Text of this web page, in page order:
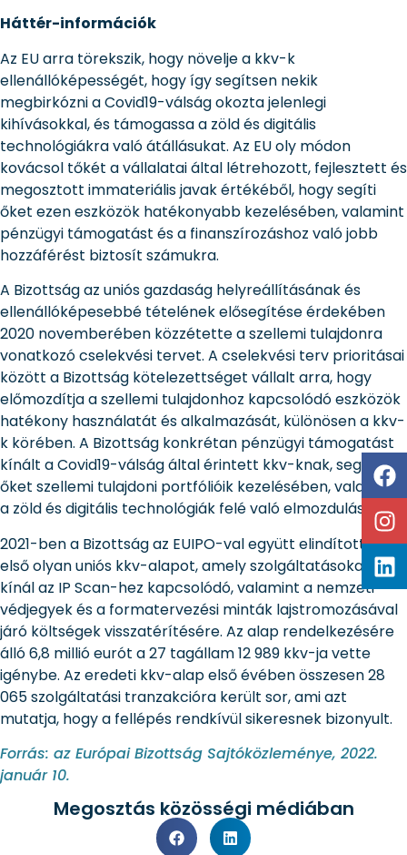
Háttér-információk
Az EU arra törekszik, hogy növelje a kkv-k
ellenállóképességét, hogy így segítsen nekik
megbirkózni a Covid19-válság okozta jelenlegi
kihívásokkal, és támogassa a zöld és digitális
technológiákra való átállásukat. Az EU oly módon
kovácsol tőkét a vállalatai által létrehozott, fejlesztett és
megosztott immateriális javak értékéből, hogy segíti
őket ezen eszközök hatékonyabb kezelésében, valamint
pénzügyi támogatást és a finanszírozáshoz való jobb
hozzáférést biztosít számukra.
A Bizottság az uniós gazdaság helyreállításának és
ellenállóképesebbé tételének elősegítése érdekében
2020 novemberében közzétette a szellemi tulajdonra
vonatkozó cselekvési tervet. A cselekvési terv prioritásai
között a Bizottság kötelezettséget vállalt arra, hogy
előmozdítja a szellemi tulajdonhoz kapcsolódó eszközök
hatékony használatát és alkalmazását, különösen a kkv-
k körében. A Bizottság konkrétan pénzügyi támogatást
kínált a Covid19-válság által érintett kkv-knak, segítve
őket szellemi tulajdoni portfólióik kezelésében, valamint
a zöld és digitális technológiák felé való elmozdulásban.
2021-ben a Bizottság az EUIPO-val együtt elindította az
első olyan uniós kkv-alapot, amely szolgáltatásokat
kínál az IP Scan-hez kapcsolódó, valamint a nemzeti
védjegyek és a formatervezési minták lajstromozásával
járó költségek visszatérítésére. Az alap rendelkezésére
álló 6,8 millió eurót a 27 tagállam 12 989 kkv-ja vette
igénybe. Az eredeti kkv-alap első évében összesen 28
065 szolgáltatási tranzakcióra került sor, ami azt
mutatja, hogy a fellépés rendkívül sikeresnek bizonyult.
Forrás: az Európai Bizottság Sajtóközleménye, 2022.
január 10.
Megosztás közösségi médiában